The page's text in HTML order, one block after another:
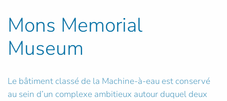
Mons Memorial
Museum
Le bâtiment classé de la Machine-à-eau est conservé
au sein d’un complexe ambitieux autour duquel deux